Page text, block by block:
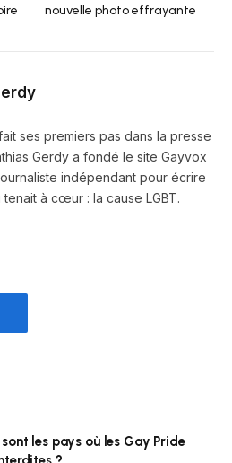
nouvelle photo effrayante
ses premiers pas dans la presse
Gerdy a fondé le site Gayvox
indépendant pour écrire
tenait à cœur : la cause LGBT.
sont les pays où les Gay Pride